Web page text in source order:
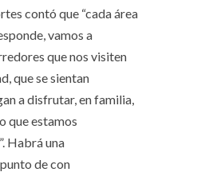
contó que “cada área
vamos a
que nos visiten
que se sientan
a disfrutar, en familia,
que estamos
Habrá una
de con